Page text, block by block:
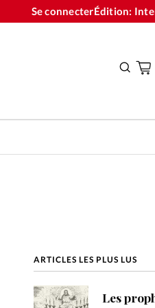
Se connecterÉdition:
ARTICLES LES PLUS LUS
Les